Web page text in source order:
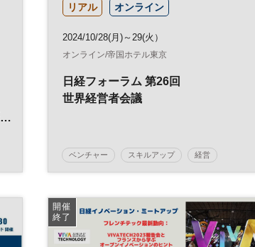
リアル オンライン
2024/10/28(月)～29(火）
オンライン/帝国ホテル東京
日経フォーラム 第26回
世界経営者会議
ベンチャー スキルアップ 経営
企業活動
開催
終了